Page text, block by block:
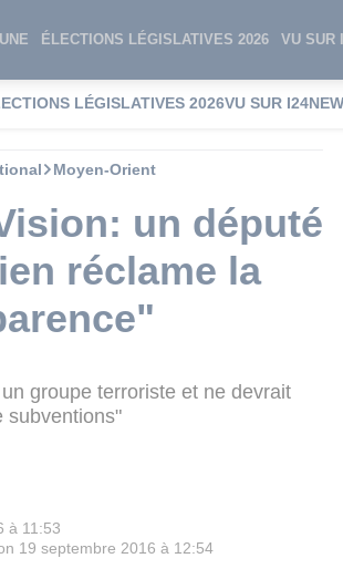
ÉLECTIONS LÉGISLATIVES 2026 VU SUR
LÉGISLATIVES 2026VU SUR
Moyen-Orient
un député
réclame la
groupe terroriste et ne devrait
subventions"
à 11:53
19 septembre 2016 à 12:54